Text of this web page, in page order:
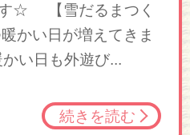
す☆ 【雪だるまつく
かい日が増えてきま
い日も外遊び...
続きを読む